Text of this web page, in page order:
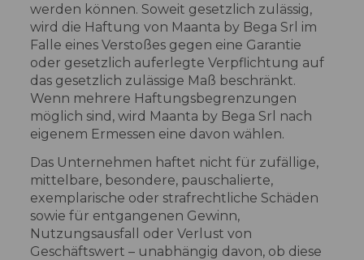
werden können. Soweit gesetzlich zulässig,
wird die Haftung von Maanta by Bega Srl im
Falle eines Verstoßes gegen eine Garantie
oder gesetzlich auferlegte Verpflichtung auf
das gesetzlich zulässige Maß beschränkt.
Wenn mehrere Haftungsbegrenzungen
möglich sind, wird Maanta by Bega Srl nach
eigenem Ermessen eine davon wählen.
Das Unternehmen haftet nicht für zufällige,
mittelbare, besondere, pauschalierte,
exemplarische oder strafrechtliche Schäden
sowie für entgangenen Gewinn,
Nutzungsausfall oder Verlust von
Geschäftswert – unabhängig davon, ob diese